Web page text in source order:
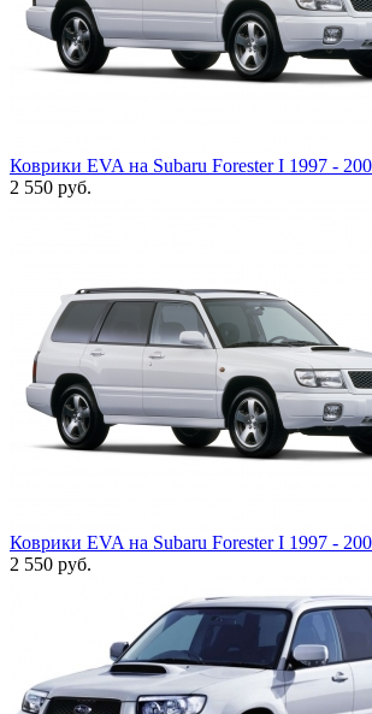
Коврики EVA на Subaru Forester I 1997 -
2 550 руб.
Коврики EVA на Subaru Forester I 1997 -
2 550 руб.